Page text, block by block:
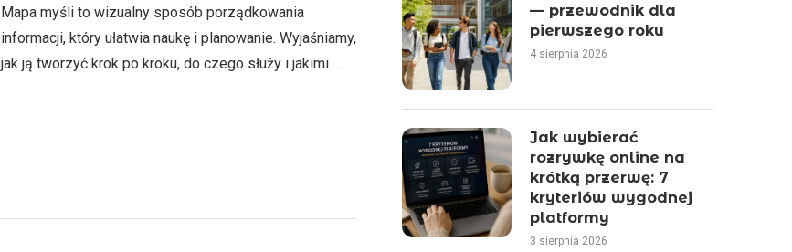
Mapa myśli to wizualny sposób porządkowania
informacji, który ułatwia naukę i planowanie. Wyjaśniamy,
jak ją tworzyć krok po kroku, do czego służy i jakimi …
— przewodnik dla
pierwszego roku
4 sierpnia 2026
Jak wybierać
rozrywkę online na
krótką przerwę: 7
kryteriów wygodnej
platformy
3 sierpnia 2026